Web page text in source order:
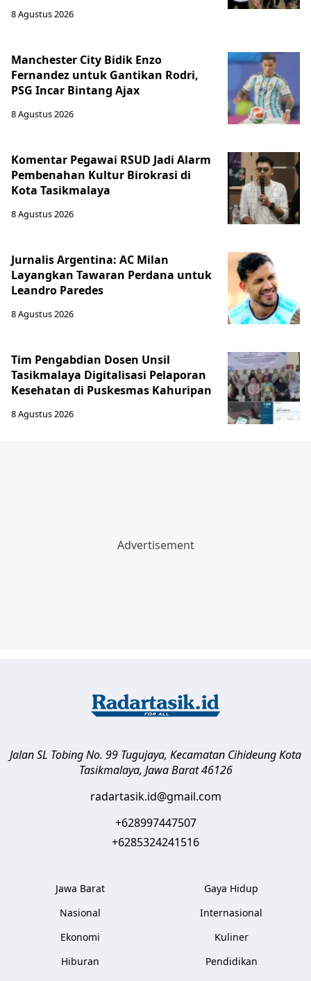
8 Agustus 2026
Manchester City Bidik Enzo
Fernandez untuk Gantikan Rodri,
PSG Incar Bintang Ajax
8 Agustus 2026
Komentar Pegawai RSUD Jadi Alarm
Pembenahan Kultur Birokrasi di
Kota Tasikmalaya
8 Agustus 2026
Jurnalis Argentina: AC Milan
Layangkan Tawaran Perdana untuk
Leandro Paredes
8 Agustus 2026
Tim Pengabdian Dosen Unsil
Tasikmalaya Digitalisasi Pelaporan
Kesehatan di Puskesmas Kahuripan
8 Agustus 2026
Jalan SL Tobing No. 99 Tugujaya, Kecamatan CihideungKota
Tasikmalaya, Jawa Barat 46126
radartasik.id@gmail.com
+628997447507
+6285324241516
Jawa Barat
Nasional
Ekonomi
Hiburan
Gaya Hidup
Internasional
Kuliner
Pendidikan